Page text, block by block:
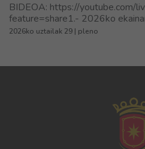
BIDEOA: https://youtube.com/
feature=share1.- 2026ko
2026ko uztailak 29 | pleno